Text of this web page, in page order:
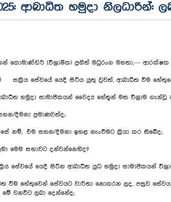
2025: ආබාධිත හමුදා නිලධාරින්:
කොමාණ්ඩර් (විශ්‍රාමික) ප්‍රගීත් මධුරංග මහතා,—
සේවයේ යෙදී සිටිය යුතු වුවත්, ආබාධිත වීම
හමුදා සාමාජිකයන් වෛද්‍ය හේතූන් මත විශ්‍රාම
දීමනා ප්‍රමාණවත්ද;
නම්, එම සහන/දීමනා ඉහළ නැංවීමට ක්‍රියා කර තිබේද;
මෙම සභාවට දන්වන්නෙහිද?
සේවයේ යෙදී සිටින ආබාධිත යුධ හමුදා සාමාජිකයන්
වීම හේතුවෙන් සේවයට වාර්‌තා නොකරන ලද, පසුව
මේ වනවිට ලබා දෙන්නේද;